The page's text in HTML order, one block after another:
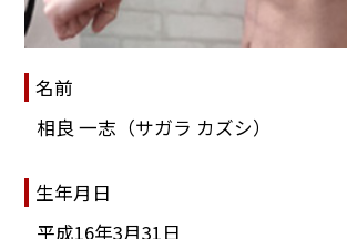
名前
相良 一志（サガラ カズシ）
生年月日
平成16年3月31日